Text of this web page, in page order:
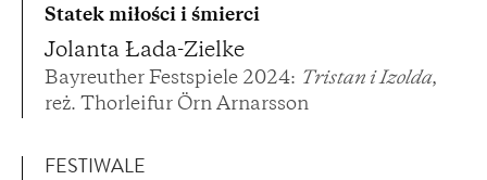
Statek miłości i śmierci
Jolanta Łada-Zielke
Bayreuther Festspiele 2024: Tristan i Izolda,
reż. Thorleifur Örn Arnarsson
FESTIWALE